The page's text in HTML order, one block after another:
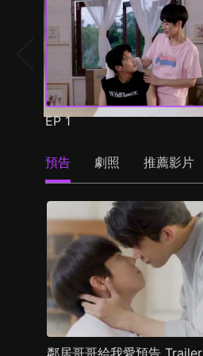
EP1
預告 劇照 推薦影片
鄰居哥哥給我愛預告 Trailer